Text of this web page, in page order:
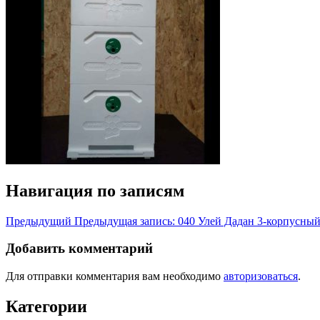
Навигация по записям
Предыдущий Предыдущая запись: 040 Улей Дадан 3-
Добавить комментарий
Для отправки комментария вам необходимо авторизоваться.
Категории